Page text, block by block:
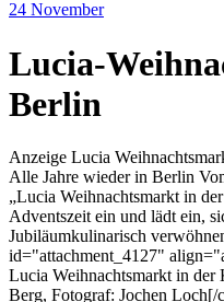
24 November
Lucia-
Berlin
Anzeige Lucia
Alle Jahre wieder in Berlin
„Lucia Weihnachtsmarkt in
Adventszeit ein und lädt ein,
Jubiläumkulinarisch
id="attachment_4127"
Lucia Weihnachtsmarkt in
Berg, Fotograf: Jochen